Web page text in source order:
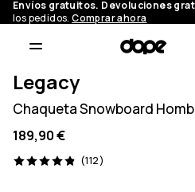
Envíos gratuitos. Devoluciones
los pedidos.Comprar ahora
Legacy
Chaqueta Snowboard
189,90 €
(112)
112 opiniones, 4.9/5